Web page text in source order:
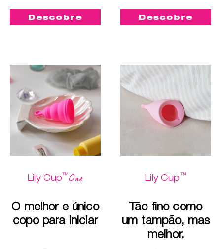
Descobre Descobre
Lily Cup™One
O melhor e único
copo para iniciar
Lily Cup™
Tão fino como
um tampão, mas
melhor.